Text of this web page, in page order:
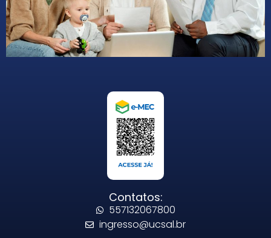
Contatos:
557132067800
ingresso@ucsal.br